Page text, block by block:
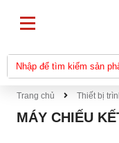
Trang chủ Thiết bị
MÁY CHIẾU